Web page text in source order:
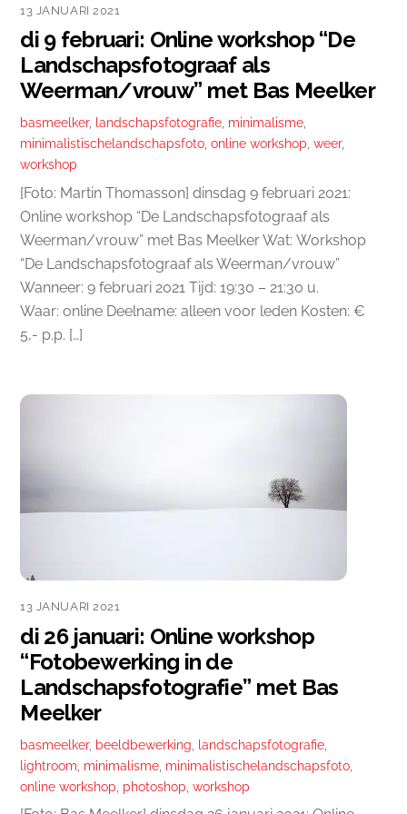
13 JANUARI 2021
di 9 februari: Online workshop “De
Landschapsfotograaf als
Weerman/vrouw” met Bas Meelker
basmeelker, landschapsfotografie, minimalisme,
minimalistischelandschapsfoto,online workshop,weer,
workshop
[Foto: Martin Thomasson] dinsdag 9 februari 2021:
Online workshop “De Landschapsfotograaf als
Weerman/vrouw” met Bas Meelker Wat: Workshop
“De Landschapsfotograaf als Weerman/vrouw”
Wanneer: 9 februari 2021 Tijd: 19:30 – 21:30 u.
Waar: online Deelname: alleen voor leden Kosten: €
5,- p.p. […]
13 JANUARI 2021
di 26 januari: Online workshop
“Fotobewerking in de
Landschapsfotografie” met Bas
Meelker
basmeelker, beeldbewerking landschapsfotografie
lightroom minimalisme minimalistischelandschapsfoto
online workshop photoshop ,workshop